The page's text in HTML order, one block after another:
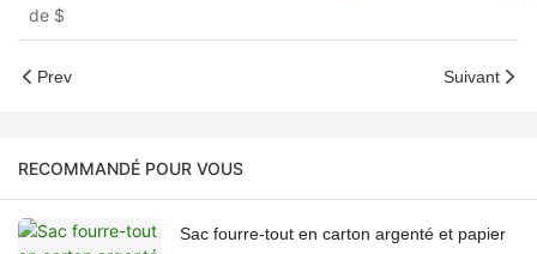
de $
Prev Suivant
RECOMMANDÉ POUR VOUS
Sac fourre-tout en carton argenté et papier